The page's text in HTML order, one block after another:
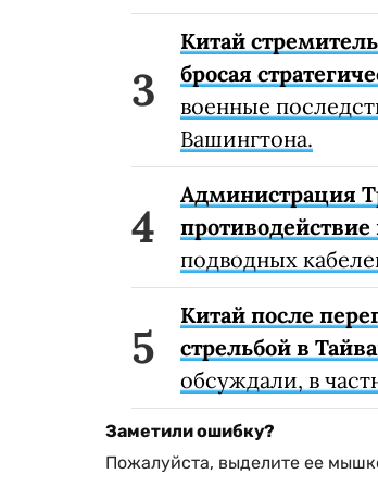
Китай
бросая
военные
Вашингтона.
Администрация
подводных
Китай после
стрельбой в
обсуждали, в
Заметили ошибку?
Пожалуйста, выделите ее